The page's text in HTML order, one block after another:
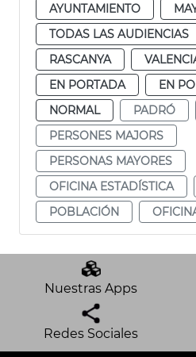
AYUNTAMIENTO
TODAS LAS AUDIENCIAS
RASCANYA
EN PORTADA
EN
NORMAL
PADRÓ
PERSONES MAJORS
PERSONAS MAYORES
OFICINA ESTADÍSTICA
POBLACIÓN
Nuestras Apps
Redes Sociales